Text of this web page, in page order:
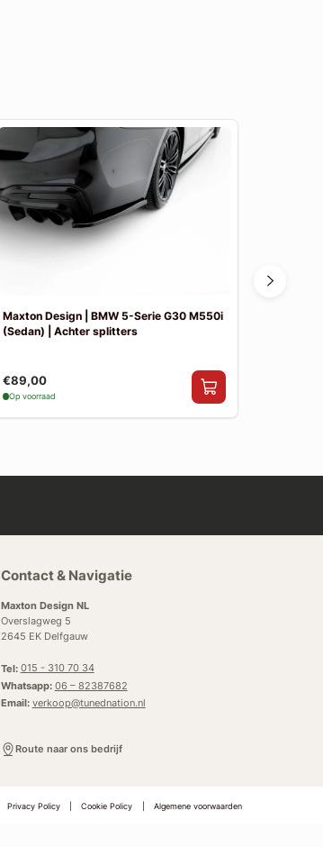
Maxton Design | BMW 5-Serie G30 M550i
(Sedan) | Achter splitters
€89,00
Op voorraad
Contact & Navigatie
Maxton Design NL
Overslagweg 5
2645 EK Delfgauw
Tel: 015 - 310 70 34
Whatsapp: 06 – 82387682
Email: verkoop@tunednation.nl
Route naar ons bedrijf
Privacy Policy Cookie Policy Algemene voorwaarden